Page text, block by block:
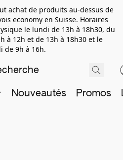
achat de produits au-dessus de
economy en Suisse. Horaires
le lundi de 13h à 18h30, du
à 12h et de 13h à 18h30 et le
de 9h à 16h.
Nouveautés Promos